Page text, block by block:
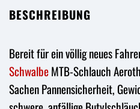
BESCHREIBUNG
Bereit für ein völlig neues
SchwalbeMTB-Schlauch
Sachen Pannensicherheit,